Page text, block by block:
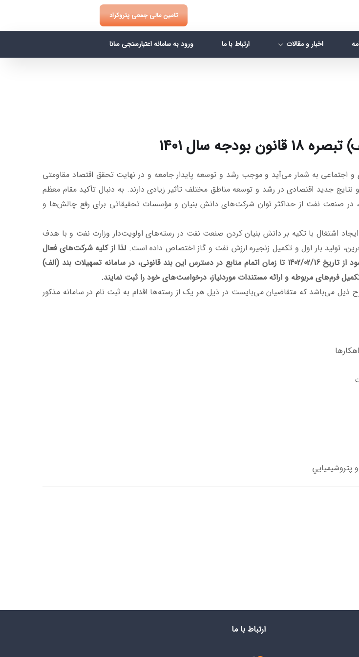
تامین مالی جمعی پتروکراد
اخبار و مقالات ارتباط با ما ورود به سامانه اعتبارسنجی سانا
سال 1401
و اجتماعی به شمار می‌آید و موجب رشد و توسعه پایدار جامعه و در نهایت تحقق اقتصاد مقاومتی
جدید اقتصادی در رشد و توسعه مناطق مختلف تأثیر زیادی دارند. به دنبال تأکید مقام معظم
در صنعت نفت از حداکثر توان شرکت‌های دانش بنیان و مؤسسات تحقیقاتی برای رفع چالش‌ها و
بودجه 1401 کشور، تسهیلاتی را به منظور ایجاد اشتغال با تکیه بر دانش بنیان کردن صنعت نفت در رسته‌های اولویت‌دار وزارت نفت و با هدف
تولید بار اول و تکمیل زنجیره ارزش نفت و گاز اختصاص داده است. لذا از کلیه شرکت‌های فعال
صنعت نفت، گاز، پالایش و پتروشیمی متقاضی استفاده از تسهیلات دعوت می‌شود از تاریخ 1402/02/16 تا زمان اتمام منابع در دسترس این بند قانونی، در سامانه تسهیلات بند (الف)
فرم‌های مربوطه و ارائه مستندات موردنیاز، درخواست‌های خود را ثبت نمایند.
می‌باشد که متقاضیان می‌بایست در ذیل هر یک از رسته‌ها اقدام به ثبت نام در سامانه مذکور
پتروشيميايي
ارتباط با ما